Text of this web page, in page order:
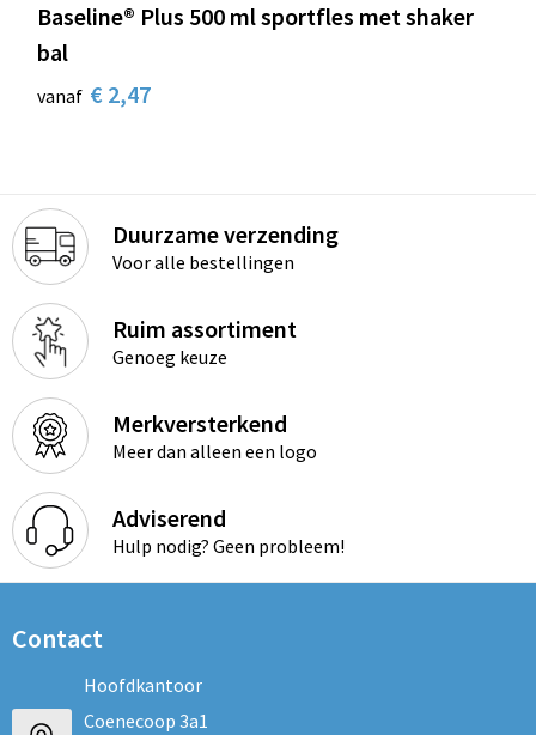
Baseline® Plus 500 ml sportfles met shaker
bal
vanaf € 2,47
Duurzame verzending
Voor alle bestellingen
Ruim assortiment
Genoeg keuze
Merkversterkend
Meer dan alleen een logo
Adviserend
Hulp nodig? Geen probleem!
Contact
Hoofdkantoor
Coenecoop 3a1